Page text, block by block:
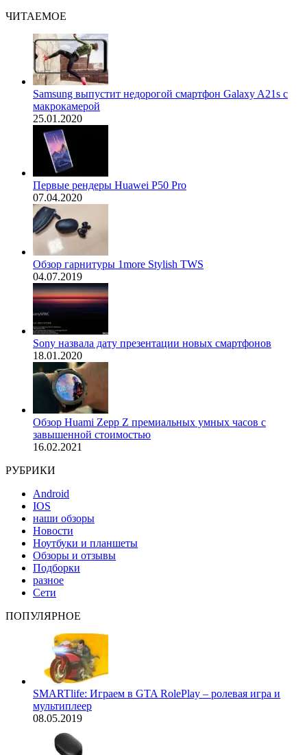
ЧИТАЕМОЕ
Samsung выпустит недорогой смартфон Galaxy A21s с
макрокамерой
25.01.2020
Первые рендеры Huawei P50 Pro
07.04.2020
Обзор гарнитуры 1more Stylish TWS
04.07.2019
Sony назвала дату презентации новых смартфонов
18.01.2020
Обзор Huami Zepp Z премиальных умных часов с
завышенной стоимостью
16.02.2021
РУБРИКИ
Android
IOS
наши обзоры
Новости
Ноутбуки и планшеты
Обзоры и отзывы
Подборки
разное
Сети
ПОПУЛЯРНОЕ
SMARTlife: Играем в GTA RolePlay – ролевая игра и
мультиплеер
08.05.2019